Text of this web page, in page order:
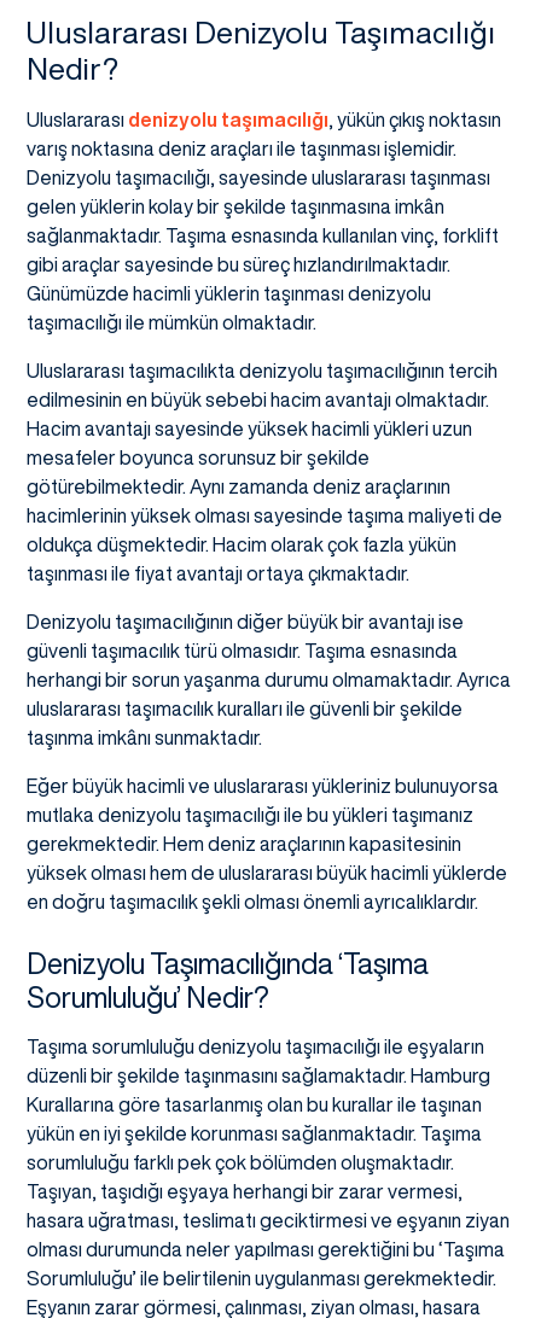
Uluslararası Denizyolu Taşımacılığı
Nedir?
Uluslararası denizyolu taşımacılığı , yükün çıkış noktasın
varış noktasına deniz araçları ile taşınması işlemidir.
Denizyolu taşımacılığı, sayesinde uluslararası taşınması
gelen yüklerin kolay bir şekilde taşınmasına imkân
sağlanmaktadır. Taşıma esnasında kullanılan vinç, forklift
gibi araçlar sayesinde bu süreç hızlandırılmaktadır.
Günümüzde hacimli yüklerin taşınması denizyolu
taşımacılığı ile mümkün olmaktadır.
Uluslararası taşımacılıkta denizyolu taşımacılığının tercih
edilmesinin en büyük sebebi hacim avantajı olmaktadır.
Hacim avantajı sayesinde yüksek hacimli yükleri uzun
mesafeler boyunca sorunsuz bir şekilde
götürebilmektedir. Aynı zamanda deniz araçlarının
hacimlerinin yüksek olması sayesinde taşıma maliyeti de
oldukça düşmektedir. Hacim olarak çok fazla yükün
taşınması ile fiyat avantajı ortaya çıkmaktadır.
Denizyolu taşımacılığının diğer büyük bir avantajı ise
güvenli taşımacılık türü olmasıdır. Taşıma esnasında
herhangi bir sorun yaşanma durumu olmamaktadır. Ayrıca
uluslararası taşımacılık kuralları ile güvenli bir şekilde
taşınma imkânı sunmaktadır.
Eğer büyük hacimli ve uluslararası yükleriniz bulunuyorsa
mutlaka denizyolu taşımacılığı ile bu yükleri taşımanız
gerekmektedir. Hem deniz araçlarının kapasitesinin
yüksek olması hem de uluslararası büyük hacimli yüklerde
en doğru taşımacılık şekli olması önemli ayrıcalıklardır.
Denizyolu Taşımacılığında ‘Taşıma
Sorumluluğu’ Nedir?
Taşıma sorumluluğu denizyolu taşımacılığı ile eşyaların
düzenli bir şekilde taşınmasını sağlamaktadır. Hamburg
Kurallarına göre tasarlanmış olan bu kurallar ile taşınan
yükün en iyi şekilde korunması sağlanmaktadır. Taşıma
sorumluluğu farklı pek çok bölümden oluşmaktadır.
Taşıyan, taşıdığı eşyaya herhangi bir zarar vermesi,
hasara uğratması, teslimatı geciktirmesi ve eşyanın ziyan
olması durumunda neler yapılması gerektiğini bu ‘Taşıma
Sorumluluğu’ ile belirtilenin uygulanması gerekmektedir.
Eşyanın zarar görmesi, çalınması, ziyan olması, hasara